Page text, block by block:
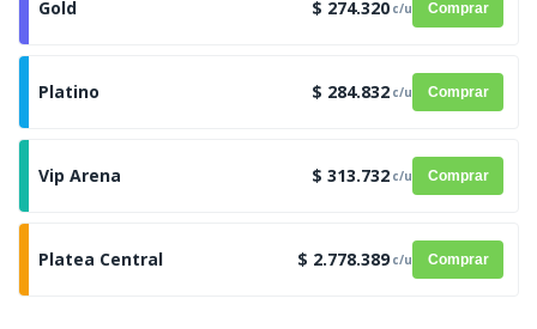
Gold $ 274.320 c/u Comprar
Platino $ 284.832 c/u Comprar
Vip Arena $ 313.732 c/u Comprar
Platea Central $ 2.778.389 c/u Comprar